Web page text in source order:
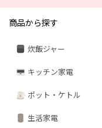
商品から探す
炊飯ジャー
キッチン家電
ポット・ケトル
生活家電